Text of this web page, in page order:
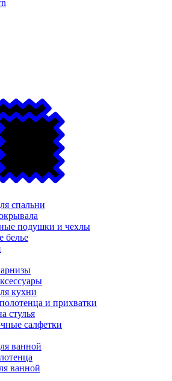
спальни
подушки и чехлы
белье
кухни
и прихватки
стулья
салфетки
ванной
ванной